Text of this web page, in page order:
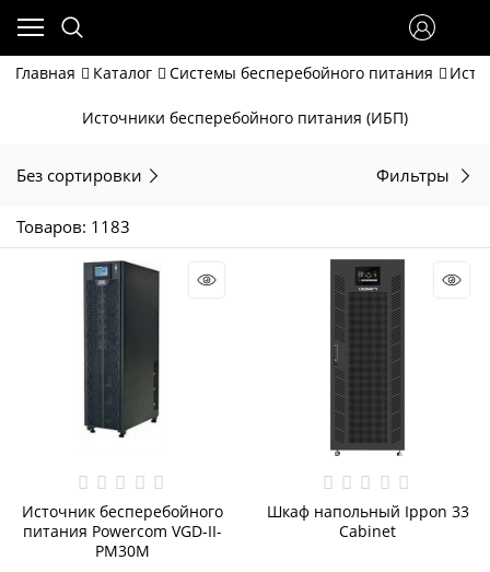
Главная Каталог Системы бесперебойного питания
Источники бесперебойного питания (ИБП)
Без сортировки Фильтры
Товаров: 1183
Источник бесперебойного
питания Powercom VGD-II-
PM30M
Шкаф напольный Ippon 33
Cabinet